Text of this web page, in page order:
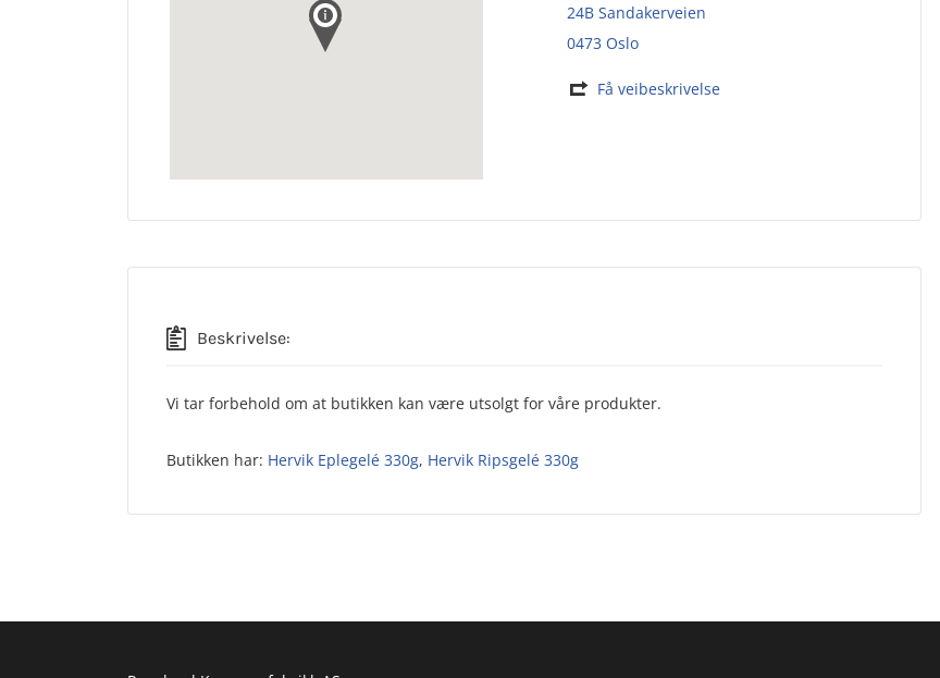
24B Sandakerveien
0473 Oslo
Få veibeskrivelse
Beskrivelse:
Vi tar forbehold om at butikken kan være utsolgt for våre produkter.
Butikken har: Hervik Eplegelé 330g, Hervik Ripsgelé 330g